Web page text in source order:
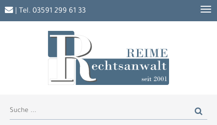
| Tel. 03591 299 61 33